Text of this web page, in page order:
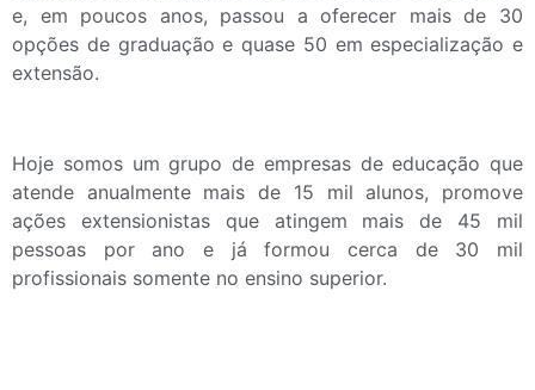
e, em poucos anos, passou a oferecer mais de 30
opções de graduação e quase 50 em especialização e
extensão.
Hoje somos um grupo de empresas de educação que
atende anualmente mais de 15 mil alunos, promove
ações extensionistas que atingem mais de 45 mil
pessoas por ano e já formou cerca de 30 mil
profissionais somente no ensino superior.